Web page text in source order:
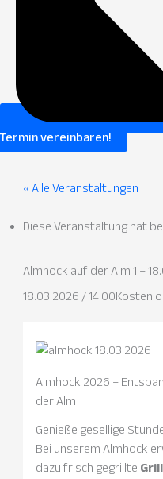
Termin vereinbaren!
« Alle Veranstaltungen
Diese Veranstaltung hat
Almhock auf der Alm 1 –
18.03.2026 / 14:00
Almhock 2026 –
der Alm
Genieße gesellige
Bei unserem Almhock
dazu frisch gegrillte